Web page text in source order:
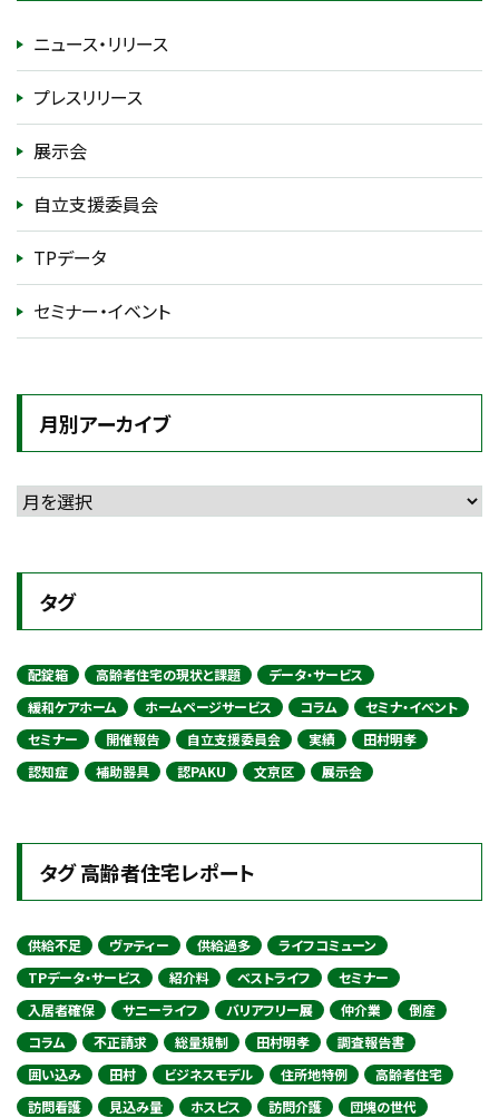
ニュース・リリース
プレスリリース
展示会
自立支援委員会
TPデータ
セミナー・イベント
月別アーカイブ
タグ
配錠箱 高齢者住宅の現状と課題
データ・サービス
緩和ケアホーム
ホームページサービス コラム
セミナ・イベント
セミナー
開催報告 自立支援委員会 実績
田村明孝
認知症
補助器具 認PAKU 文京区 展示会
タグ 高齢者住宅レポート
供給不足 ヴァティー 供給過多
ライフコミューン
TPデータ・サービス
紹介料 ベストライフ
セミナー
入居者確保
サニーライフ バリアフリー展 仲介業
倒産
コラム
不正請求 総量規制 田村明孝
調査報告書
囲い込み
田村 ビジネスモデル 住所地特例
高齢者住宅
訪問看護
見込み量 ホスピス 訪問介護
団塊の世代